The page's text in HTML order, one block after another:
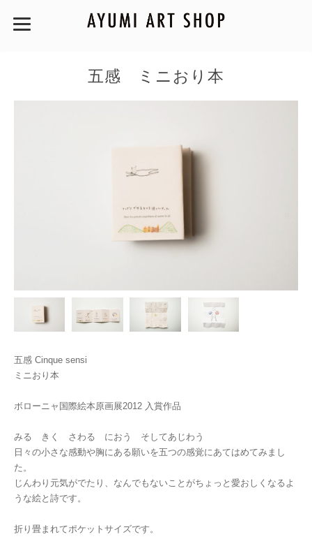
五感 ミニおり本
五感 Cinque sensi
ミニおり本
ボローニャ国際絵本原画展2012 入賞作品
みる きく さわる におう そしてあじわう
日々の小さな感動や胸にある願いを五つの感覚にあてはめてみまし
た。
じんわり元気がでたり、なんでもないことがちょっと愛おしくなるよ
うな絵と詩です。
折り畳まれてポケットサイズです。